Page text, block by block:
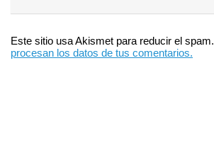
Este sitio usa Akismet para reducir el spam.
procesan los datos de tus comentarios.